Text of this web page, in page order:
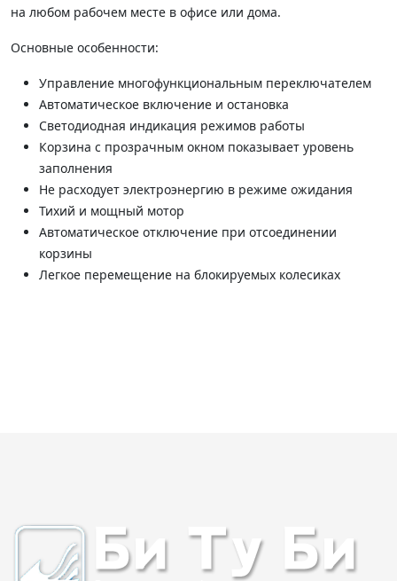
на любом рабочем месте в офисе или дома.
Основные особенности:
Управление многофункциональным переключателем
Автоматическое включение и остановка
Светодиодная индикация режимов работы
Корзина с прозрачным окном показывает уровень
заполнения
Не расходует электроэнергию в режиме ожидания
Тихий и мощный мотор
Автоматическое отключение при отсоединении
корзины
Легкое перемещение на блокируемых колесиках